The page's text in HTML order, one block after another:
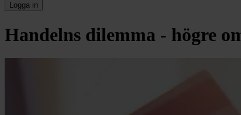
Logga in
Handelns dilemma - högre